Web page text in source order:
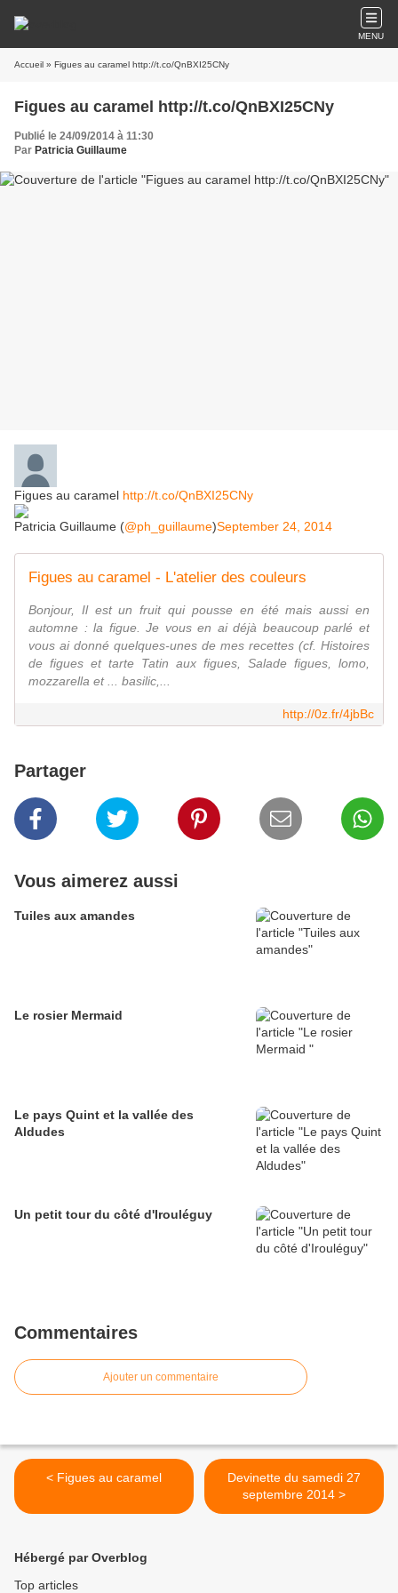
MENU
Accueil » Figues au caramel http://t.co/QnBXI25CNy
Figues au caramel http://t.co/QnBXI25CNy
Publié le 24/09/2014 à 11:30
Par Patricia Guillaume
Figues au caramel http://t.co/QnBXI25CNy
Patricia Guillaume (@ph_guillaume)September 24, 2014
Figues au caramel - L'atelier des couleurs
Bonjour, Il est un fruit qui pousse en été mais aussi en
automne : la figue. Je vous en ai déjà beaucoup parlé et
vous ai donné quelques-unes de mes recettes (cf. Histoires
de figues et tarte Tatin aux figues, Salade figues, lomo,
mozzarella et ... basilic,...
http://0z.fr/4jbBc
Partager
Vous aimerez aussi
Tuiles aux amandes
Le rosier Mermaid
Le pays Quint et la vallée des
Aldudes
Un petit tour du côté d'Irouléguy
Commentaires
Ajouter un commentaire
< Figues au caramel
Devinette du samedi 27
septembre 2014 >
Hébergé par Overblog
Top articles